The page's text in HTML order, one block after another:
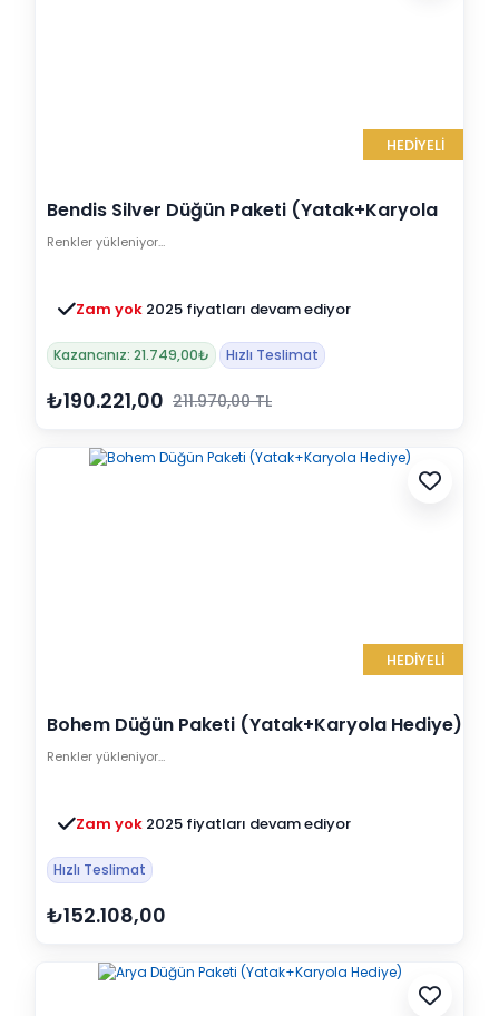
HEDİYELİ
Bendis Silver Düğün Paketi (Yatak+Karyola
Hediye)
Renkler yükleniyor…
Zam yok 2025 fiyatları devam ediyor
Kazancınız: 21.749,00₺ Hızlı Teslimat
₺190.221,00 211.970,00 TL
HEDİYELİ
Bohem Düğün Paketi (Yatak+Karyola Hediye)
Renkler yükleniyor…
Zam yok 2025 fiyatları devam ediyor
Hızlı Teslimat
₺152.108,00